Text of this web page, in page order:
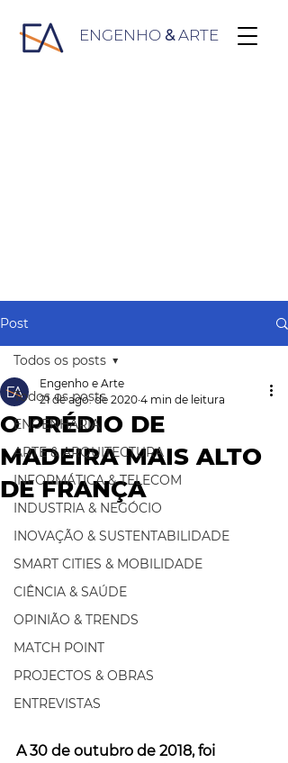
ENGENHO &ARTE
Post
Todos os posts
ENGENHARIA
ARTE & ARQUITECTURA
INFORMÁTICA & TELECOM
INDUSTRIA & NEGÓCIO
INOVAÇÃO & SUSTENTABILIDADE
SMART CITIES & MOBILIDADE
CIÊNCIA & SAÚDE
OPINIÃO & TRENDS
MATCH POINT
PROJECTOS & OBRAS
ENTREVISTAS
Todos os posts
O PRÉDIO DE
MADEIRA MAIS ALTO
DE FRANÇA
Engenho e Arte
21 de ago. de 2020 4 min de leitura
A 30 de outubro de 2018, foi